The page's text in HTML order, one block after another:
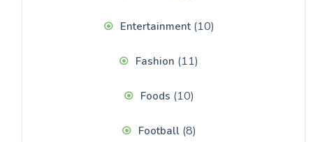
Entertainment(10)
Fashion (11)
Foods (10)
Football(8)